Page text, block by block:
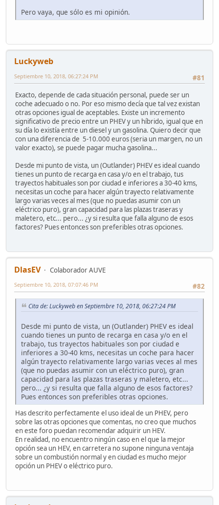
Pero vaya, que sólo es mi opinión.
Luckyweb
#81
Septiembre 10, 2018, 06:27:24 PM
Exacto, depende de cada situación personal, puede ser un
coche adecuado o no. Por eso mismo decía que tal vez existan
otras opciones igual de aceptables. Existe un incremento
significativo de precio entre un PHEV y un híbrido, igual que en
su día lo existía entre un diesel y un gasolina. Quiero decir que
con una diferencia de 5-10.000 euros (seria un margen, no un
valor exacto), se puede pagar mucha gasolina...
Desde mi punto de vista, un (Outlander) PHEV es ideal cuando
tienes un punto de recarga en casa y/o en el trabajo, tus
trayectos habituales son por ciudad e inferiores a 30-40 kms,
necesitas un coche para hacer algún trayecto relativamente
largo varias veces al mes (que no puedas asumir con un
eléctrico puro), gran capacidad para las plazas traseras y
maletero, etc... pero... ¿y si resulta que falla alguno de esos
factores? Pues entonces son preferibles otras opciones.
DlasEV
Colaborador AUVE
#82
Septiembre 10, 2018, 07:07:46 PM
Cita de: Luckyweb en Septiembre 10, 2018, 06:27:24 PM
Desde mi punto de vista, un (Outlander) PHEV es ideal
cuando tienes un punto de recarga en casa y/o en el
trabajo, tus trayectos habituales son por ciudad e
inferiores a 30-40 kms, necesitas un coche para hacer
algún trayecto relativamente largo varias veces al mes
(que no puedas asumir con un eléctrico puro), gran
capacidad para las plazas traseras y maletero, etc...
pero... ¿y si resulta que falla alguno de esos factores?
Pues entonces son preferibles otras opciones.
Has descrito perfectamente el uso ideal de un PHEV, pero
sobre las otras opciones que comentas, no creo que muchos
en este foro puedan recomendar adquirir un HEV.
En realidad, no encuentro ningún caso en el que la mejor
opción sea un HEV, en carretera no supone ninguna ventaja
sobre un combustión normal y en ciudad es mucho mejor
opción un PHEV o eléctrico puro.